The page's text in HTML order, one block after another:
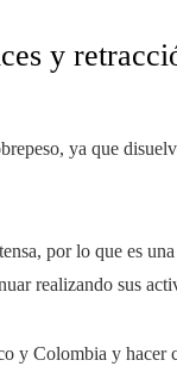
y
ya que
por lo que es
realizando sus
y Colombia y hacer